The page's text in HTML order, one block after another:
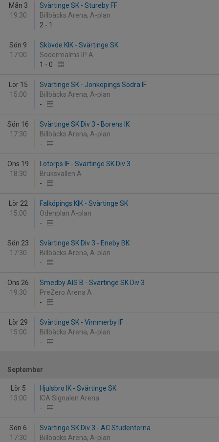
Mån 3
19:30
Svärtinge SK - Stureby FF
Billbäcks Arena, A-plan
2 - 1
Sön 9
17:00
Skövde KIK - Svärtinge SK
Södermalms IP A
1 - 0
Lör 15
15:00
Svärtinge SK - Jönköpings Södra IF
Billbäcks Arena, A-plan
-
Sön 16
17:30
Svärtinge SK Div 3 - Borens IK
Billbäcks Arena, A-plan
-
Ons 19
18:30
Lotorps IF - Svärtinge SK Div 3
Bruksvallen A
-
Lör 22
15:00
Falköpings KIK - Svärtinge SK
Odenplan A-plan
-
Sön 23
17:30
Svärtinge SK Div 3 - Eneby BK
Billbäcks Arena, A-plan
-
Ons 26
19:30
Smedby AIS B - Svärtinge SK Div 3
PreZero Arena A
-
Lör 29
15:00
Svärtinge SK - Vimmerby IF
Billbäcks Arena, A-plan
-
September
Lör 5
13:00
Hjulsbro IK - Svärtinge SK
ICA Signalen Arena
-
Sön 6
17:30
Svärtinge SK Div 3 - AC Studenterna
Billbäcks Arena, A-plan